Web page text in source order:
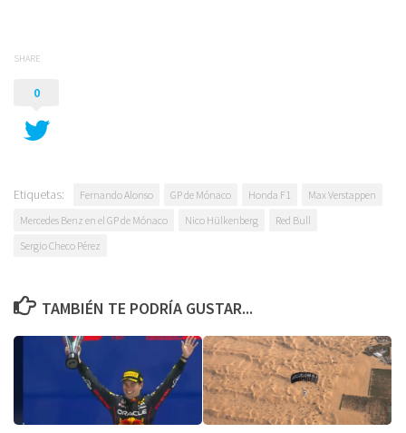
SHARE
0
Etiquetas: Fernando Alonso GP de Mónaco Honda F1
Max Verstappen
Mercedes Benz en el GP de Mónaco
Nico Hülkenberg
Red Bull
Sergio Checo Pérez
TAMBIÉN TE PODRÍA GUSTAR...